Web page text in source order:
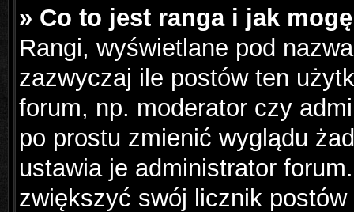
» Co to jest ranga i jak
Rangi, wyświetlane pod
zazwyczaj ile postów ten
forum, np. moderator czy
po prostu zmienić wyglądu
ustawia je administrator
zwiększyć swój licznik